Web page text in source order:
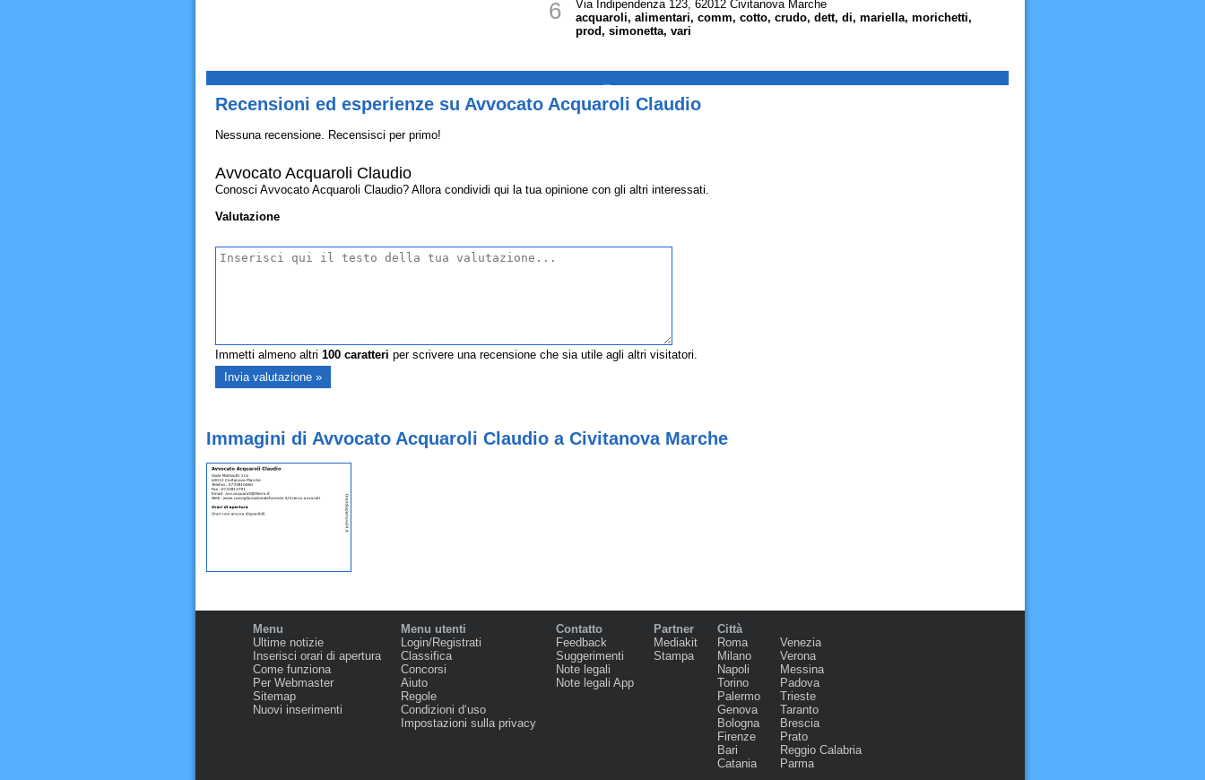
6
Via Indipendenza 123, 62012 Civitanova Marche
acquaroli, alimentari, comm, cotto, crudo, dett, di, mariella, morichetti,
prod, simonetta, vari
Recensioni ed esperienze su Avvocato Acquaroli Claudio
Nessuna recensione. Recensisci per primo!
Avvocato Acquaroli Claudio
Conosci Avvocato Acquaroli Claudio? Allora condividi qui la tua opinione con gli altri interessati.
Valutazione
Immetti almeno altri 100caratteri per scrivere una recensione che sia utile agli altri visitatori.
Immagini di Avvocato Acquaroli Claudio a Civitanova Marche
Menu
Ultime notizie
Inserisci orari di apertura
Come funziona
Per Webmaster
Sitemap
Nuovi inserimenti
Menu utenti
Login/Registrati
Classifica
Concorsi
Aiuto
Regole
Condizioni d‘uso
Impostazioni sulla privacy
Contatto
Feedback
Suggerimenti
Note legali
Note legali App
Partner
Mediakit
Stampa
Città
Roma
Milano
Napoli
Torino
Palermo
Genova
Bologna
Firenze
Bari
Catania
Venezia
Verona
Messina
Padova
Trieste
Taranto
Brescia
Prato
Reggio Calabria
Parma